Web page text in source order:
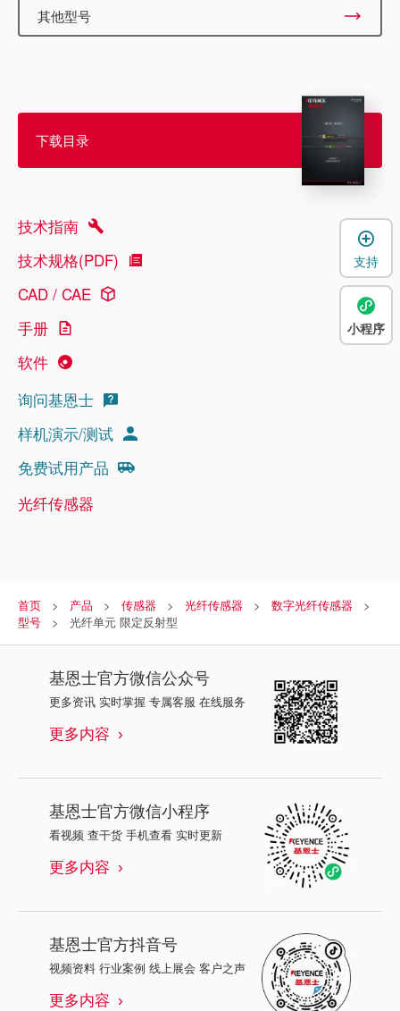
其他型号
下载目录
技术指南
技术规格(PDF)
CAD / CAE
手册
软件
询问基恩士
样机演示/测试
免费试用产品
光纤传感器
首页 产品 传感器 光纤传感器
数字光纤传感器
型号
光纤单元 限定反射型
基恩士官方微信公众号
更多资讯 实时掌握 专属客服 在线服务
更多内容
基恩士官方微信小程序
看视频 查干货 手机查看 实时更新
更多内容
基恩士官方抖音号
视频资料 行业案例 线上展会 客户之声
更多内容
支持
小程序